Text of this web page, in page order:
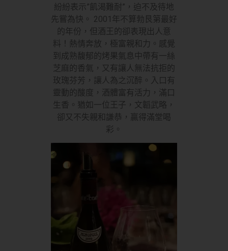
紛紛表示”飢渴難耐”，迫不及待地
先嘗為快。 2001年不算勃艮第最好
的年份，但酒王的卻表現出人意
料！熱情奔放，極富親和力。感覺
到成熟馥郁的烤果氣息中帶有一絲
芝麻的香氣，又有讓人無法抗拒的
玫瑰芬芳，讓人為之沉醉。入口有
靈動的酸度，酒體富有活力，滿口
生香。猶如一位王子，文韜武略，
卻又不失親和謙恭，贏得滿堂喝
彩。